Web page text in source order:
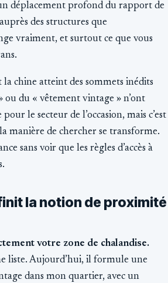
déplacement profond du rapport de
des structures que
vraiment, et surtout ce que vous
chine atteint des sommets inédits
ou du « vêtement vintage » n’ont
le secteur de l’occasion, mais c’est
manière de chercher se transforme.
sans voir que les règles d’accès à
la notion de proximité
votre zone de chalandise.
liste. Aujourd’hui, il formule une
dans mon quartier, avec un